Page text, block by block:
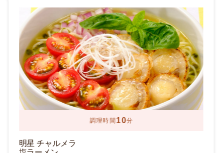
調理時間5分
明星 チャルメラ